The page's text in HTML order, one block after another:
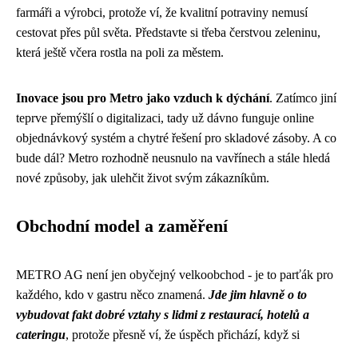
farmáři a výrobci, protože ví, že kvalitní potraviny nemusí
cestovat přes půl světa. Představte si třeba čerstvou zeleninu,
která ještě včera rostla na poli za městem.
Inovace jsou pro Metro jako vzduch k dýchání. Zatímco jiní
teprve přemýšlí o digitalizaci, tady už dávno funguje online
objednávkový systém a chytré řešení pro skladové zásoby. A co
bude dál? Metro rozhodně neusnulo na vavřínech a stále hledá
nové způsoby, jak ulehčit život svým zákazníkům.
Obchodní model a zaměření
METRO AG není jen obyčejný velkoobchod - je to parťák pro
každého, kdo v gastru něco znamená. Jde jim hlavně o to
vybudovat fakt dobré vztahy s lidmi z restaurací, hotelů a
cateringu, protože přesně ví, že úspěch přichází, když si